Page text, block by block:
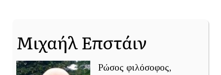
Μιχαήλ Επστάιν
Ρώσος φιλόσοφος,